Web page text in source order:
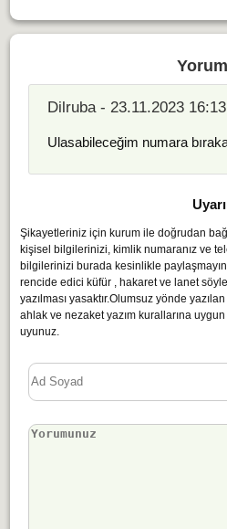
Dilruba - 23.11.2023
Ulasabileceğim numara
Şikayetleriniz için kurum ile doğrudan
kişisel bilgilerinizi, kimlik numaranız ve
bilgilerinizi burada kesinlikle
rencide edici küfür , hakaret ve lanet
yazılması yasaktır.Olumsuz yönde
ahlak ve nezaket yazım kurallarına
uyunuz.